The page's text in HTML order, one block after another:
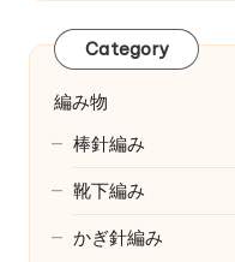
Category
編み物
棒針編み
靴下編み
かぎ針編み